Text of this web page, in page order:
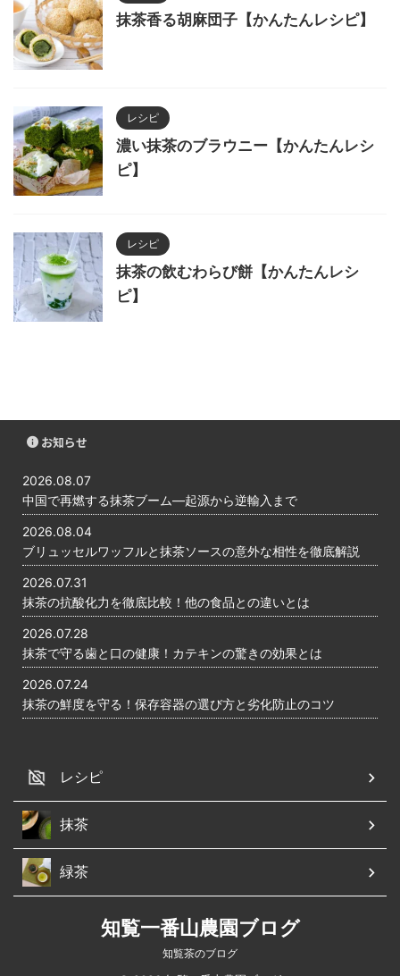
抹茶香る胡麻団子【かんたんレシピ】
レシピ
濃い抹茶のブラウニー【かんたんレシ
ピ】
レシピ
抹茶の飲むわらび餅【かんたんレシ
ピ】
お知らせ
2026.08.07
中国で再燃する抹茶ブーム―起源から逆輸入まで
2026.08.04
ブリュッセルワッフルと抹茶ソースの意外な相性を徹底解説
2026.07.31
抹茶の抗酸化力を徹底比較！他の食品との違いとは
2026.07.28
抹茶で守る歯と口の健康！カテキンの驚きの効果とは
2026.07.24
抹茶の鮮度を守る！保存容器の選び方と劣化防止のコツ
レシピ
抹茶
緑茶
知覧一番山農園ブログ
知覧茶のブログ